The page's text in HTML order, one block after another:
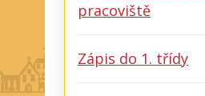
pracoviště
Zápis do 1. třídy